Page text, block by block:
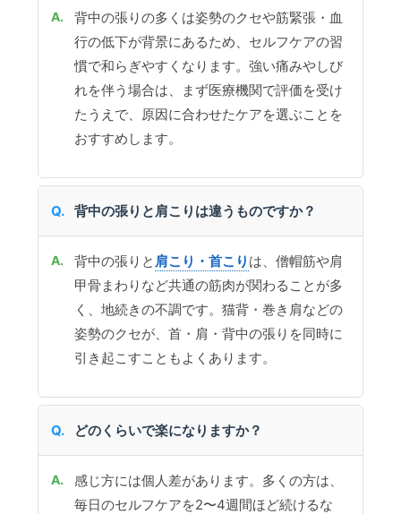
背中の張りの多くは姿勢のクセや筋緊張・血
行の低下が背景にあるため、セルフケアの習
慣で和らぎやすくなります。強い痛みやしび
れを伴う場合は、まず医療機関で評価を受け
たうえで、原因に合わせたケアを選ぶことを
おすすめします。
背中の張りと肩こりは違うものですか？
背中の張りと 肩こり・首こり は、僧帽筋や肩
甲骨まわりなど共通の筋肉が関わることが多
く、地続きの不調です。猫背・巻き肩などの
姿勢のクセが、首・肩・背中の張りを同時に
引き起こすこともよくあります。
どのくらいで楽になりますか？
感じ方には個人差があります。多くの方は、
毎日のセルフケアを2〜4週間ほど続けるな